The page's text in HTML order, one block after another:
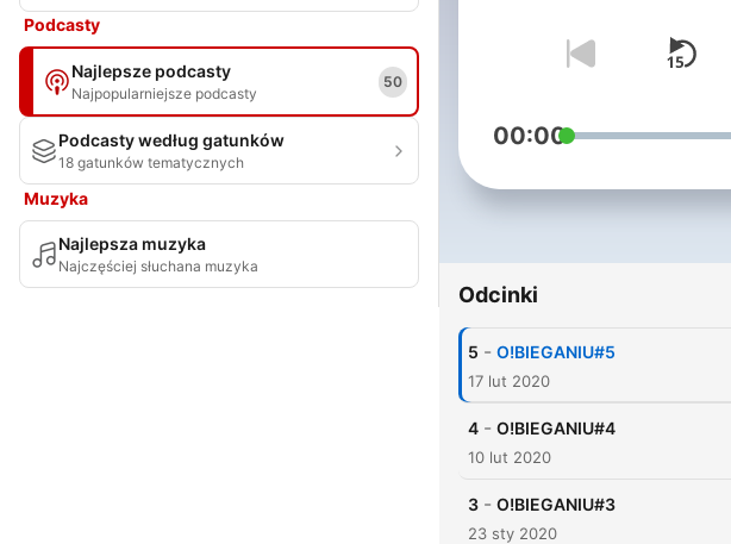
Podcasty
Najlepsze podcasty
Najpopularniejsze podcasty
50
Podcasty według gatunków
18 gatunków tematycznych
Muzyka
Najlepsza muzyka
Najczęściej słuchana muzyka
00:00
Odcinki
5 - O!BIEGANIU#5
17 lut 2020
4 - O!BIEGANIU#4
10 lut 2020
3 - O!BIEGANIU#3
23 sty 2020